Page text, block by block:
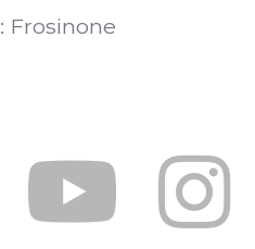
: Frosinone